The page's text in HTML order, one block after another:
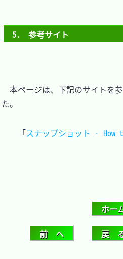
5.　参考サイト
本ページは、下記のサイトを
た。
「スナップショット · How